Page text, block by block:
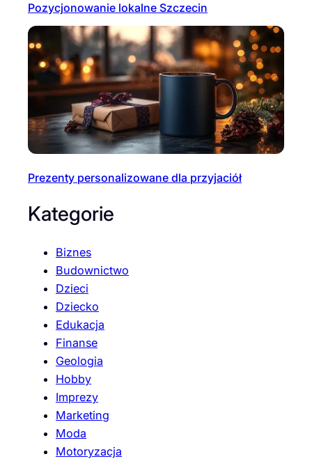
Pozycjonowanie lokalne Szczecin
Prezenty personalizowane dla przyjaciół
Kategorie
Biznes
Budownictwo
Dzieci
Dziecko
Edukacja
Finanse
Geologia
Hobby
Imprezy
Marketing
Moda
Motoryzacja